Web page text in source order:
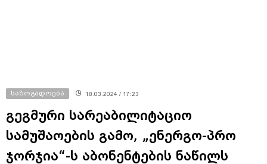
საზოგადოება 18.03.2024 / 17:23
გეგმური სარეაბილიტაციო
სამუშაოების გამო, „ენერგო-პრო
ჯორჯია“-ს აბონენტების ნაწილს